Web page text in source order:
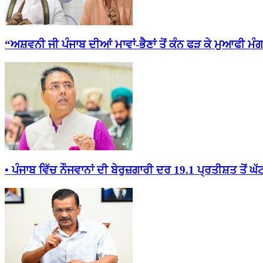
“ਅਸ਼ਵਨੀ ਜੀ ਪੰਜਾਬ ਦੀਆਂ ਮਾਵਾਂ-ਭੈਣਾਂ ਤੋਂ ਕੰਨ ਫੜ ਕੇ ਮੁਆਫੀ
• ਪੰਜਾਬ ਵਿੱਚ ਨੌਜਵਾਨਾਂ ਦੀ ਬੇਰੁਜ਼ਗਾਰੀ ਦਰ 19.1 ਪ੍ਰਤੀਸ਼ਤ ਤੋਂ